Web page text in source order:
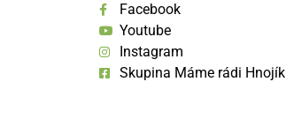
Facebook
Youtube
Instagram
Skupina Máme rádi Hnojík